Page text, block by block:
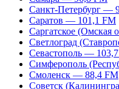
Санкт-Петербург —
Саратов — 101,1 FM
Саргатское (Омская
Светлоград
Севастополь —
Симферополь
Смоленск — 88,4 FM
Советск